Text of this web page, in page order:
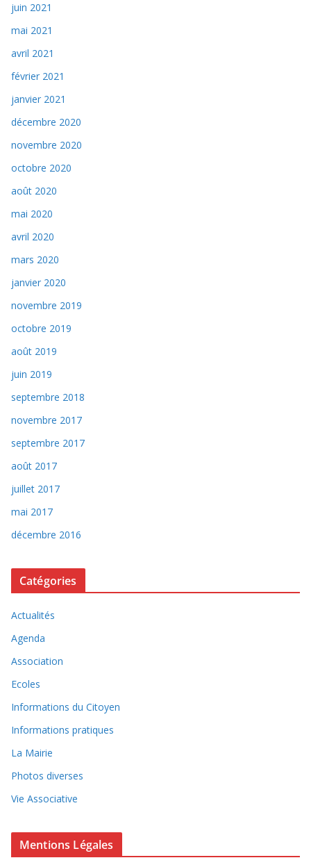
juin 2021
mai 2021
avril 2021
février 2021
janvier 2021
décembre 2020
novembre 2020
octobre 2020
août 2020
mai 2020
avril 2020
mars 2020
janvier 2020
novembre 2019
octobre 2019
août 2019
juin 2019
septembre 2018
novembre 2017
septembre 2017
août 2017
juillet 2017
mai 2017
décembre 2016
Catégories
Actualités
Agenda
Association
Ecoles
Informations du Citoyen
Informations pratiques
La Mairie
Photos diverses
Vie Associative
Mentions Légales